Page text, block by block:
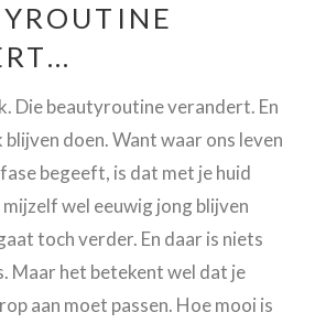
Die beautyroutine verandert. En
doen. Want waar ons leven
begeeft, is dat met je huid
wel eeuwig jong blijven
toch verder. En daar is niets
Maar het betekent wel dat je
aan moet passen. Hoe mooi is